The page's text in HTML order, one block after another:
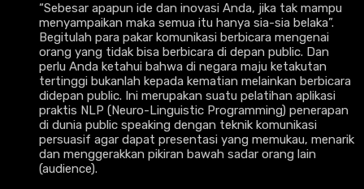
“Sebesar apapun ide dan inovasi Anda, jika tak mampu
menyampaikan maka semua itu hanya sia-sia belaka”.
Begitulah para pakar komunikasi berbicara mengenai
orang yang tidak bisa berbicara di depan public. Dan
perlu Anda ketahui bahwa di negara maju ketakutan
tertinggi bukanlah kepada kematian melainkan berbicara
didepan public. Ini merupakan suatu pelatihan aplikasi
praktis NLP (Neuro-Linguistic Programming) penerapan
di dunia public speaking dengan teknik komunikasi
persuasif agar dapat presentasi yang memukau, menarik
dan menggerakkan pikiran bawah sadar orang lain
(audience).